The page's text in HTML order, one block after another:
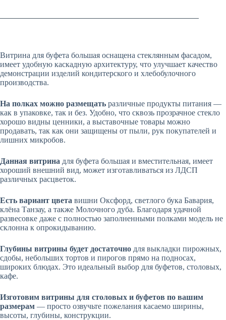
Витрина для буфета большая оснащена стеклянным фасадом,
имеет удобную каскадную архитектуру, что улучшает качество
демонстрации изделий кондитерского и хлебобулочного
производства.
На полках можно размещать различные продукты питания —
как в упаковке, так и без. Удобно, что сквозь прозрачное стекло
хорошо видны ценники, а выставочные товары можно
продавать, так как они защищены от пыли, рук покупателей и
лишних микробов.
Данная витрина для буфета большая и вместительная, имеет
хороший внешний вид, может изготавливаться из ЛДСП
различных расцветок.
Есть вариант цвета вишни Оксфорд, светлого бука Бавария,
клёна Танзау, а также Молочного дуба. Благодаря удачной
развесовке даже с полностью заполненными полками модель не
склонна к опрокидыванию.
Глубины витрины будет достаточно для выкладки пирожных,
сдобы, небольших тортов и пирогов прямо на подносах,
широких блюдах. Это идеальный выбор для буфетов, столовых,
кафе.
Изготовим витрины для столовых и буфетов по вашим
размерам — просто озвучьте пожелания касаемо ширины,
высоты, глубины, конструкции.